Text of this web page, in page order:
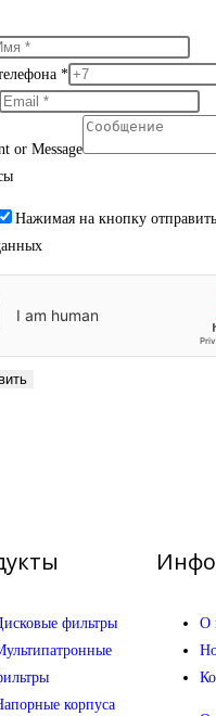
*
or Message
Нажимая на кнопку
фильтры
корпуса
О